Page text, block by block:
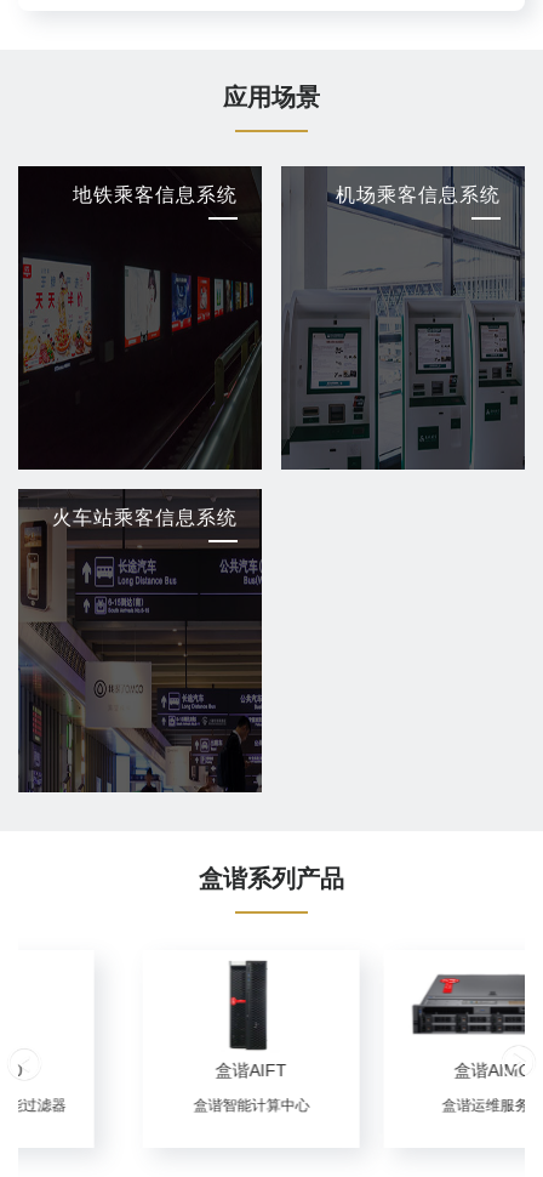
应用场景
地铁乘客信息系统 机场乘客信息系统
火车站乘客信息系统
盒谐系列产品
盒谐智能计算中心 盒谐运维服务器